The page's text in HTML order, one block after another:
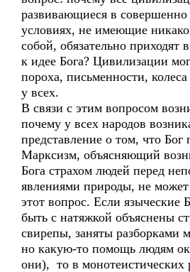
развивающиеся в совершенно
условиях, не имеющие
собой, обязательно приходят
к идее Бога? Цивилизации
пороха, письменности,
у всех.
В связи с этим вопросом
почему у всех народов
представление о том, что Бог
Марксизм, объясняющий
Бога страхом людей перед
явлениями природы, не может
этот вопрос. Если языческие
быть с натяжкой объяснены
свирепы, заняты разборками
но какую-то помощь людям
они), то в монотеистических